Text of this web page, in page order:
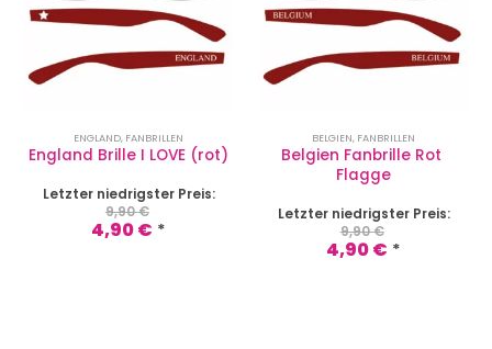
ENGLAND, FANBRILLEN
England Brille I LOVE (rot)
Letzter niedrigster Preis:
9,90€
4,90€ *
BELGIEN, FANBRILLEN
Belgien Fanbrille Rot
Flagge
Letzter niedrigster Preis:
9,90€
4,90€ *